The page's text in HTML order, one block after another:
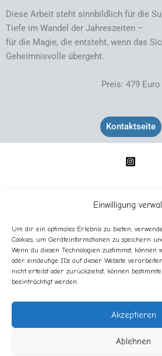
Einwilligung
Um dir ein optimales Erlebnis zu bieten,
Cookies, um Geräteinformationen zu speichern
Wenn du diesen Technologien zustimmst,
oder eindeutige IDs auf dieser Website
nicht erteilst oder zurückziehst, können
beeinträchtigt werden.
Akzeptieren
Ablehnen
Diese Arbeit steht sinnbildlich für die
Tiefe im Wandel der Jahreszeiten –
für die Magie, die entsteht, wenn das
Geheimnisvolle übergeht.
Preis: 479 Euro
Kontaktseite
Impressum
Datenschutz
Cookie-Richtlinie